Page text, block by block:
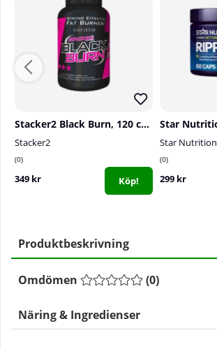
Stacker2 Black Burn, 120 caps
Stacker2
0
349 kr Köp!
Star Nutrition
0
299 kr
Produktbeskrivning
Omdömen (0)
Näring & Ingredienser